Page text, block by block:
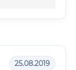
25.08.2019